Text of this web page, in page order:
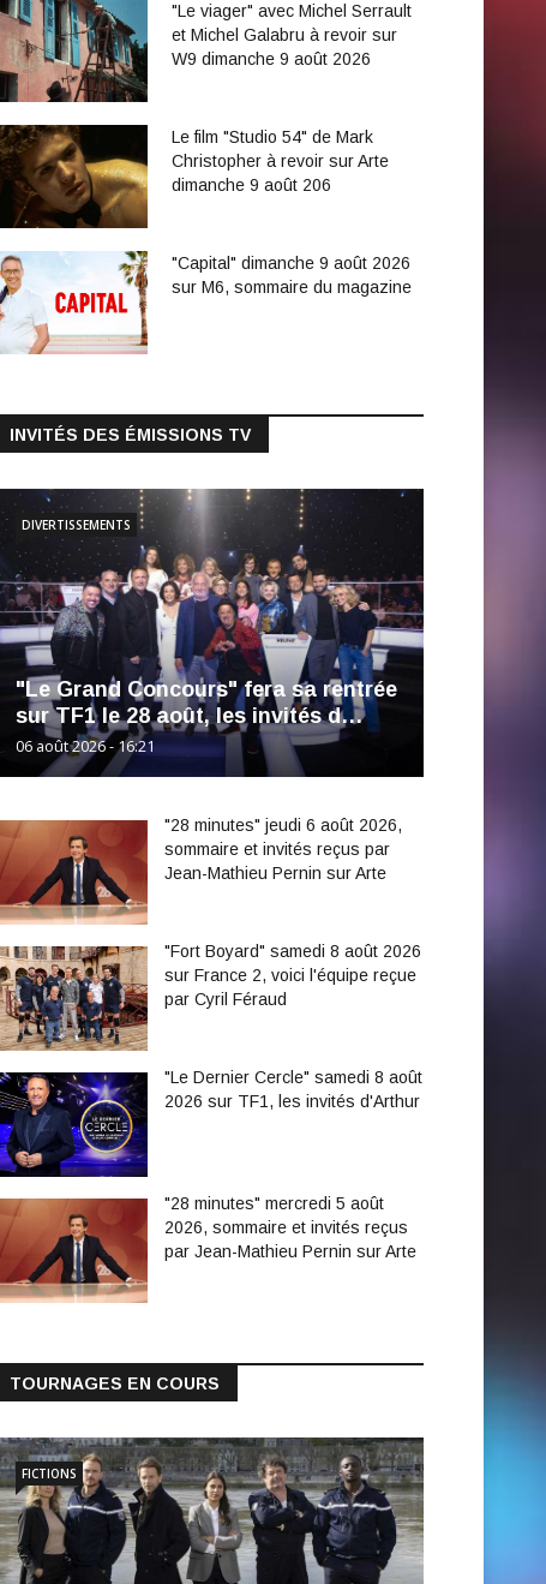
"Le viager" avec Michel Serrault
et Michel Galabru à revoir sur
W9 dimanche 9 août 2026
Le film "Studio 54" de Mark
Christopher à revoir sur Arte
dimanche 9 août 206
"Capital" dimanche 9 août 2026
sur M6, sommaire du magazine
INVITÉS DES ÉMISSIONS TV
"Le Grand Concours" fera sa rentrée
sur TF1 le 28 août, les invités d…
06 août 2026 - 16:21
DIVERTISSEMENTS
"28 minutes" jeudi 6 août 2026,
sommaire et invités reçus par
Jean-Mathieu Pernin sur Arte
"Fort Boyard" samedi 8 août 2026
sur France 2, voici l'équipe reçue
par Cyril Féraud
"Le Dernier Cercle" samedi 8 août
2026 sur TF1, les invités d'Arthur
"28 minutes" mercredi 5 août
2026, sommaire et invités reçus
par Jean-Mathieu Pernin sur Arte
TOURNAGES EN COURS
FICTIONS